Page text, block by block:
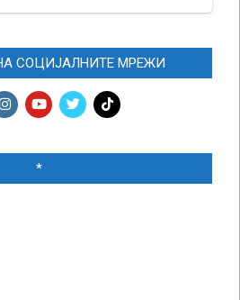
СОЦИЈАЛНИТЕ МРЕЖИ
*